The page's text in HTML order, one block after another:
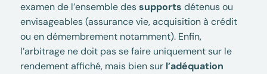
examen de l’ensemble dessupports détenus ou
envisageables (assurance vie, acquisition à crédit
ou en démembrement notamment). Enfin,
l’arbitrage ne doit pas se faire uniquement sur le
rendement affiché, mais bien sur l’adéquation